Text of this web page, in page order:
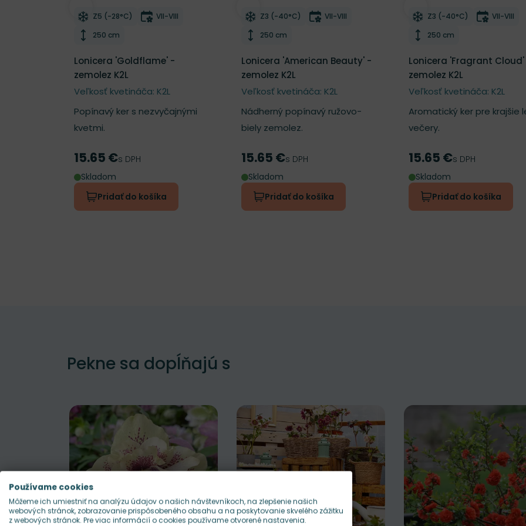
Odober do zoznamu želaní
Mrazuvzdornosť
Z5 (-28°C) Doba kvitnutia
VII-VIII
Výška rastliny
250 cm
Lonicera 'Goldflame' -
zemolez K2L
Veľkosť kvetináča: K2L
Popínavý ker s nezvyčajnými
kvetmi.
Cena
15.65 €s DPH
Skladom
Pridať do košíka
Odober do zoznamu želaní
Mrazuvzdornosť
Z3 (-40°C) Doba kvitnutia
VII-VIII
Výška rastliny
250 cm
Lonicera 'American Beauty' -
zemolez K2L
Veľkosť kvetináča: K2L
Nádherný popínavý ružovo-
biely zemolez.
Cena
15.65 €s DPH
Skladom
Pridať do košíka
Odober do zoznamu želaní
Mrazuvzdornosť
Z3 (-40°C) Doba
VII-VIII
Výška rastliny
250 cm
Lonicera 'Fragrant
zemolez K2L
Veľkosť kvetináča: K2L
Aromatický ker pre krajšie
večery.
Cena
15.65 €s DPH
Skladom
Pridať do košíka
Pekne sa dopĺňajú s
Používame cookies
Môžeme ich umiestniť na analýzu údajov o našich návštevníkoch, na zlepšenie našich
webových stránok, zobrazovanie prispôsobeného obsahu a na poskytovanie skvelého zážitku
z webových stránok. Pre viac informácií o cookies používame otvorené nastavenia.